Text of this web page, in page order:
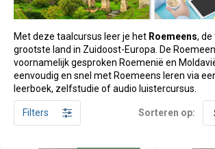
Met deze taalcursus leer je het Roemeens, de
grootste land in Zuidoost-Europa. De
voornamelijk gesproken Roemenië en
eenvoudig en snel met Roemeens leren via
leerboek, zelfstudie of audio luistercursus.
Filters Sorteren op: